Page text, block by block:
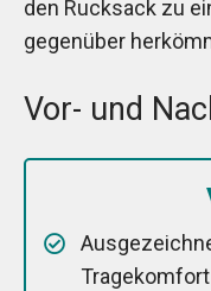
den Rucksack zu
gegenüber
Vor- und
Tragekomfort